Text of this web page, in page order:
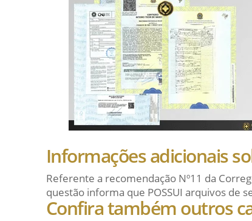
Informações adicionais
Referente a recomendação Nº11 da
questão informa que POSSUI arquivos de
Confira também outros